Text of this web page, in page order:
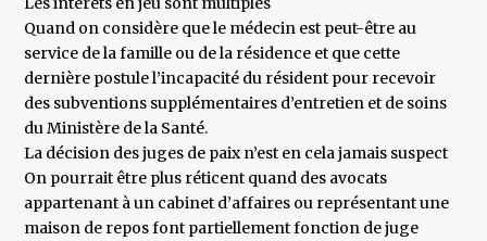
Quand on considère que le médecin est peut-être au
service de la famille ou de la résidence et que cette
dernière postule l’incapacité du résident pour recevoir
des subventions supplémentaires d’entretien et de soins
du Ministère de la Santé.
La décision des juges de paix n’est en cela jamais suspect
On pourrait être plus réticent quand des avocats
appartenant à un cabinet d’affaires ou représentant une
maison de repos font partiellement fonction de juge